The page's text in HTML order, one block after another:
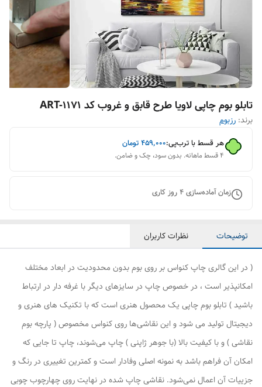
تابلو بوم چاپی لاویا طرح قابق و غروب کد ART-1171
برند: رزبوم
هر قسط با ترب‌پی:۴۵۹٬۰۰۰تومان
۴ قسط ماهانه. بدون سود، چک و ضامن.
زمان آماده‌سازی4روز کاری
توضیحات نظرات کاربران
( در این گالری چاپ کنواس بر روی بوم بدون محدودیت در ابعاد مختلف
امکانپذیر است ، در خصوص چاپ در سایزهای دیگر با غرفه دار در ارتباط
باشید ) تابلو بوم چاپی یک محصول هنری است که با تکنیک های هنری و
دیجیتال تولید می شود و این نقاشی‌ها روی کنواس مخصوص ( پارچه بوم
نقاشی ) و با کیفیت بالا (با جوهر ژاپنی ) چاپ می‌شوند، چاپ تا جایی که
امکان آن فراهم باشد به نمونه اصلی وفادار است و کمترین تغییری در رنگ و
جزییات آن اعمال نمی‌شود. نقاشی چاپ شده در نهایت روی چهارچوب چوبی